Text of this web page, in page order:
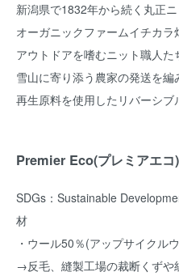
新潟県で1832年から続く丸正
オーガニックファームイチカ
アウトドアを嗜むニット職人た
雪山に寄り添う農家の発送を編
再生原料を使用したリバーシブ
Premier Eco(プレミアエコ)
SDGs：Sustainable
材
・ウール50％(アップサイクル
→反毛、縫製工場の裁断くずや